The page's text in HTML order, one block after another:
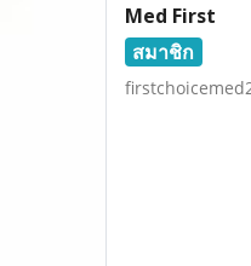
Med First
สมาชิก